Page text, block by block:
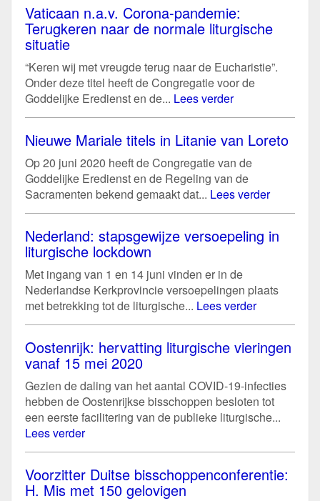
Vaticaan n.a.v. Corona-pandemie:
Terugkeren naar de normale liturgische
situatie
“Keren wij met vreugde terug naar de Eucharistie”.
Onder deze titel heeft de Congregatie voor de
Goddelijke Eredienst en de... Lees verder
Nieuwe Mariale titels in Litanie van Loreto
Op 20 juni 2020 heeft de Congregatie van de
Goddelijke Eredienst en de Regeling van de
Sacramenten bekend gemaakt dat... Lees verder
Nederland: stapsgewijze versoepeling in
liturgische lockdown
Met ingang van 1 en 14 juni vinden er in de
Nederlandse Kerkprovincie versoepelingen plaats
met betrekking tot de liturgische... Lees verder
Oostenrijk: hervatting liturgische vieringen
vanaf 15 mei 2020
Gezien de daling van het aantal COVID-19-infecties
hebben de Oostenrijkse bisschoppen besloten tot
een eerste facilitering van de publieke liturgische...
Lees verder
Voorzitter Duitse bisschoppenconferentie:
H. Mis met 150 gelovigen